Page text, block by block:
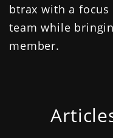
btrax with a
team while
member.